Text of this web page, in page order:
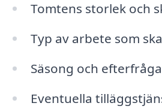
Tomtens storlek och
Typ av arbete som
Säsong och
Eventuella